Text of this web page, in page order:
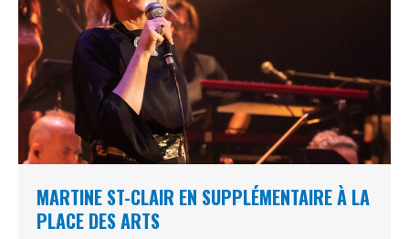
MARTINE ST-CLAIR EN SUPPLÉMENTAIRE À LA
PLACE DES ARTS